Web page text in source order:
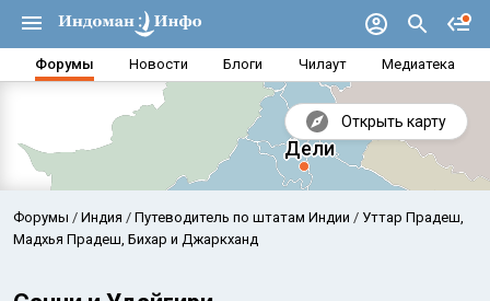
Форумы Новости Блоги Чилаут Медиатека
Открыть карту
Форумы Индия Путеводитель по штатам Индии
Уттар Прадеш,
Мадхья Прадеш, Бихар и Джаркханд